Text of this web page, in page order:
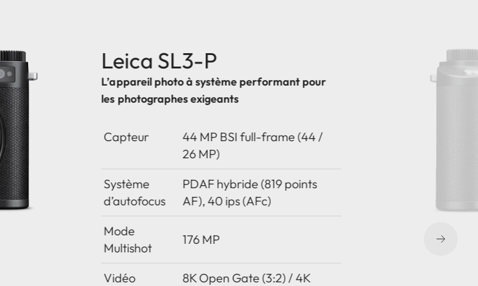
Leica SL3-P
L’appareil photo à système performant pour
les photographes exigeants
Capteur
44 MP BSI full-frame (44 /
26 MP)
Système
d’autofocus
PDAF hybride (819 points
AF), 40 ips (AFc)
Mode
Multishot
176 MP
Vidéo
8K Open Gate (3:2) / 4K